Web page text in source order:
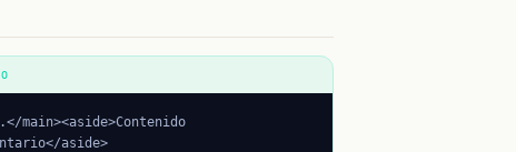
main><aside>Contenido
aside>